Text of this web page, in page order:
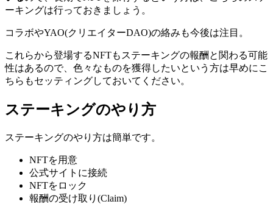
ーキングは行っておきましょう。
コラボやYAO(クリエイターDAO)の絡みも今後は注目。
これらから登場するNFTもステーキングの報酬と関わる可能
性はあるので、色々なものを獲得したいという方は早めにこ
ちらもセッティングしておいてください。
ステーキングのやり方
ステーキングのやり方は簡単です。
NFTを用意
公式サイトに接続
NFTをロック
報酬の受け取り(Claim)